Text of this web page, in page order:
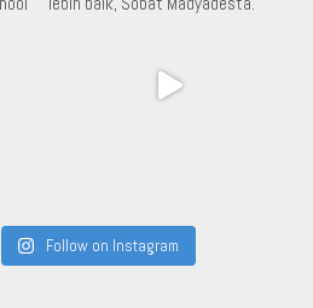
Follow on Instagram